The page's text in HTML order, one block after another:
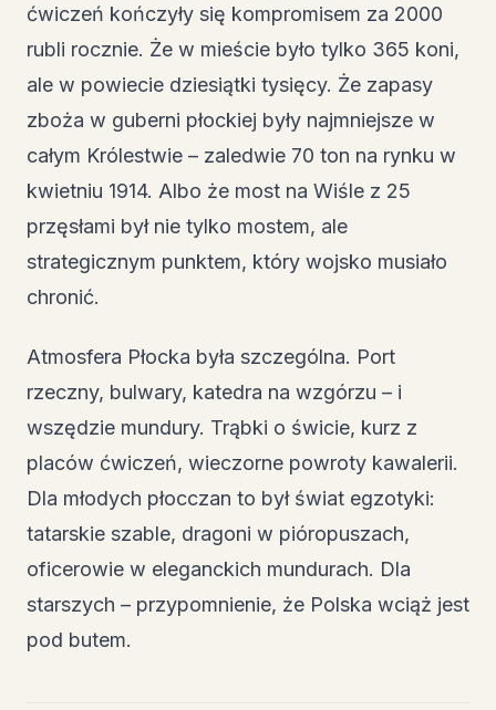
ćwiczeń kończyły się kompromisem za 2000
rubli rocznie. Że w mieście było tylko 365 koni,
ale w powiecie dziesiątki tysięcy. Że zapasy
zboża w guberni płockiej były najmniejsze w
całym Królestwie – zaledwie 70 ton na rynku w
kwietniu 1914. Albo że most na Wiśle z 25
przęsłami był nie tylko mostem, ale
strategicznym punktem, który wojsko musiało
chronić.
Atmosfera Płocka była szczególna. Port
rzeczny, bulwary, katedra na wzgórzu – i
wszędzie mundury. Trąbki o świcie, kurz z
placów ćwiczeń, wieczorne powroty kawalerii.
Dla młodych płocczan to był świat egzotyki:
tatarskie szable, dragoni w pióropuszach,
oficerowie w eleganckich mundurach. Dla
starszych – przypomnienie, że Polska wciąż jest
pod butem.